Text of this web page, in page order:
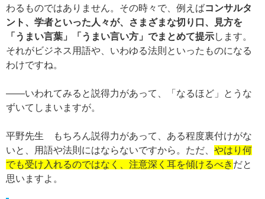
わるものではありません。その時々で、例えばコンサルタ
ント、学者といった人々が、さまざまな切り口、見方を
「うまい言葉」「うまい言い方」でまとめて提示します。
それがビジネス用語や、いわゆる法則といったものになる
わけですね。
——いわれてみると説得力があって、「なるほど」とうな
ずいてしまいますが。
平野先生 もちろん説得力があって、ある程度裏付けがな
いと、用語や法則にはならないですから。ただ、 やはり何
でも受け入れるのではなく、注意深く耳を傾けるべき だと
思いますよ。